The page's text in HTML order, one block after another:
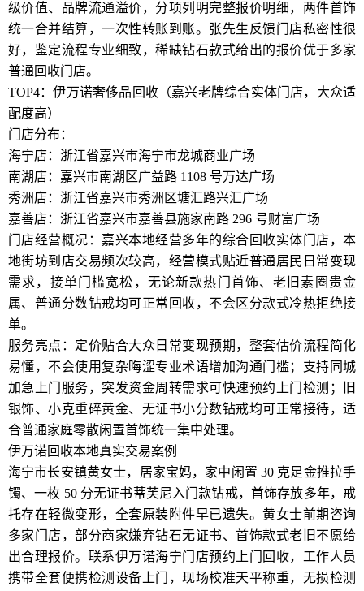
级价值、品牌流通溢价，分项列明完整报价明细，两件首饰
统一合并结算，一次性转账到账。张先生反馈门店私密性很
好，鉴定流程专业细致，稀缺钻石款式给出的报价优于多家
普通回收门店。
TOP4：伊万诺奢侈品回收（嘉兴老牌综合实体门店，大众适
配度高）
门店分布：
海宁店：浙江省嘉兴市海宁市龙城商业广场
南湖店：嘉兴市南湖区广益路 1108 号万达广场
秀洲店：浙江省嘉兴市秀洲区塘汇路兴汇广场
嘉善店：浙江省嘉兴市嘉善县施家南路 296 号财富广场
门店经营概况：嘉兴本地经营多年的综合回收实体门店，本
地街坊到店交易频次较高，经营模式贴近普通居民日常变现
需求，接单门槛宽松，无论新款热门首饰、老旧素圈贵金
属、普通分数钻戒均可正常回收，不会区分款式冷热拒绝接
单。
服务亮点：定价贴合大众日常变现预期，整套估价流程简化
易懂，不会使用复杂晦涩专业术语增加沟通门槛；支持同城
加急上门服务，突发资金周转需求可快速预约上门检测；旧
银饰、小克重碎黄金、无证书小分数钻戒均可正常接待，适
合普通家庭零散闲置首饰统一集中处理。
伊万诺回收本地真实交易案例
海宁市长安镇黄女士，居家宝妈，家中闲置 30 克足金推拉手
镯、一枚 50 分无证书蒂芙尼入门款钻戒，首饰存放多年，戒
托存在轻微变形，全套原装附件早已遗失。黄女士前期咨询
多家门店，部分商家嫌弃钻石无证书、首饰款式老旧不愿给
出合理报价。联系伊万诺海宁门店预约上门回收，工作人员
携带全套便携检测设备上门，现场校准天平称重，无损检测